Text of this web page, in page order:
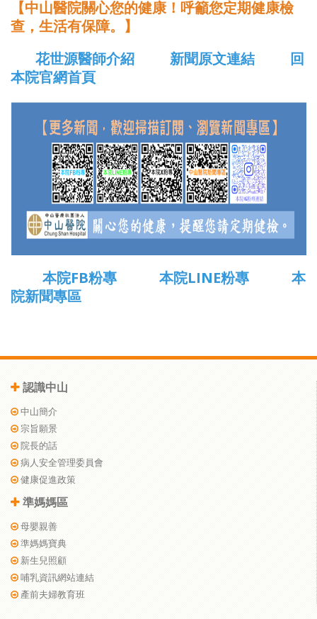
【中山醫院關心您的健康！呼籲您定期健康檢
查，生活有保障。】
花世源醫師介紹
新聞原文連結
回
本院官網首頁
本院FB粉專 本院LINE粉專
本
院新聞專區
認識中山
中山簡介
宗旨願景
院長的話
病人安全管理委員會
健康促進政策
準媽媽區
母嬰親善
準媽媽寶典
新生兒照顧
哺乳資訊網站連結
產前夫婦教育班